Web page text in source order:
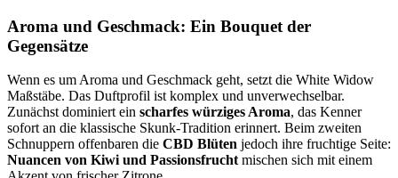
Aroma und Geschmack: Ein Bouquet der
Gegensätze
Wenn es um Aroma und Geschmack geht, setzt die White Widow
Maßstäbe. Das Duftprofil ist komplex und unverwechselbar.
Zunächst dominiert ein scharfes würziges Aroma, das Kenner
sofort an die klassische Skunk-Tradition erinnert. Beim zweiten
Schnuppern offenbaren die CBD Blüten jedoch ihre fruchtige Seite:
Nuancen von Kiwi und Passionsfrucht mischen sich mit einem